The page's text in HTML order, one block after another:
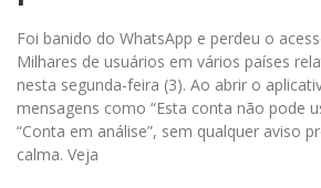
Foi banido do WhatsApp e perdeu o
Milhares de usuários em vários países
nesta segunda-feira (3). Ao abrir o
mensagens como “Esta conta não pode
“Conta em análise”, sem qualquer aviso
calma. Veja